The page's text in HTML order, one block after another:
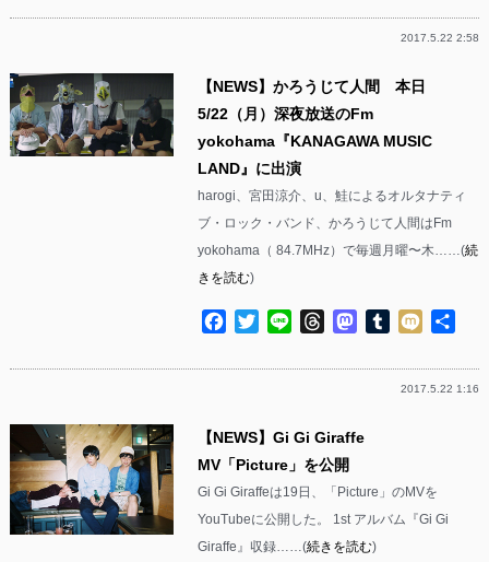
2017.5.22 2:58
【NEWS】かろうじて人間 本日
5/22（月）深夜放送のFm
yokohama『KANAGAWA MUSIC
LAND』に出演
harogi、宮田涼介、u、鮭によるオルタナティ
ブ・ロック・バンド、かろうじて人間はFm
yokohama（ 84.7MHz）で毎週月曜〜木……(続
きを読む)
Facebook
TwitterLine ThreadsMastodon
Tumblr
Mixi
2017.5.22 1:16
【NEWS】Gi Gi Giraffe
MV「Picture」を公開
Gi Gi Giraffeは19日、「Picture」のMVを
YouTubeに公開した。 1st アルバム『Gi Gi
Giraffe』収録……(続きを読む)